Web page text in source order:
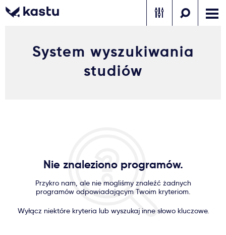
Zadzwoń Bezpłatne konsultacje Kontakt
Gdzie studiować?
Jak aplikować?
System wyszukiwania
studiów
Nie znaleziono programów.
Przykro nam, ale nie mogliśmy znaleźć żadnych
programów odpowiadającym Twoim kryteriom.
Wyłącz niektóre kryteria lub wyszukaj inne słowo kluczowe.